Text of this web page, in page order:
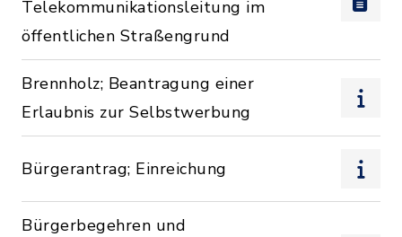
Telekommunikationsleitung im
öffentlichen Straßengrund
Brennholz; Beantragung einer
Erlaubnis zur Selbstwerbung
Bürgerantrag; Einreichung
Bürgerbegehren und